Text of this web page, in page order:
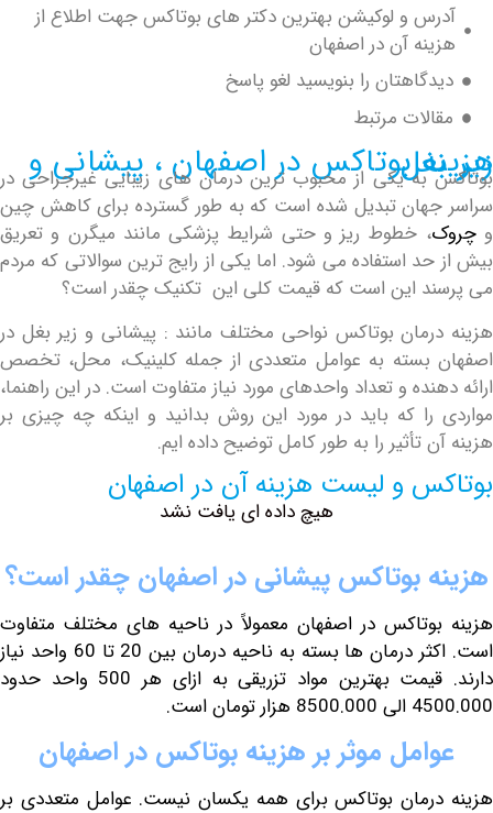
و لوکیشن بهترین دکتر های بوتاکس جهت اطلاع از
آن در اصفهان
را بنویسید لغو پاسخ
مرتبط
و زیر بغل
به یکی از محبوب ترین درمان های زیبایی غیرجراحی در
تبدیل شده است که به طور گسترده برای کاهش چین
، خطوط ریز و حتی شرایط پزشکی مانند میگرن و تعریق
استفاده می شود. اما یکی از رایج ترین سوالاتی که مردم
این است که قیمت کلی این تکنیک چقدر است؟
بوتاکس نواحی مختلف مانند : پیشانی و زیر بغل در
بسته به عوامل متعددی از جمله کلینیک، محل، تخصص
و تعداد واحدهای مورد نیاز متفاوت است. در این راهنما،
که باید در مورد این روش بدانید و اینکه چه چیزی بر
تأثیر را به طور کامل توضیح داده ایم.
و لیست هزینه آن در اصفهان
هیچ داده ای یافت نشد
بوتاکسپیشانیدراصفهانچقدر است؟
در اصفهان معمولاً در ناحیه های مختلف متفاوت
است. اکثر درمان ها بسته به ناحیه درمان بین 20 تا 60 واحد نیاز
دارند. قیمت بهترین مواد تزریقی به ازای هر 500 واحد حدود
است.
موثر برهزینهبوتاکس دراصفهان
بوتاکس برای همه یکسان نیست. عوامل متعددی بر